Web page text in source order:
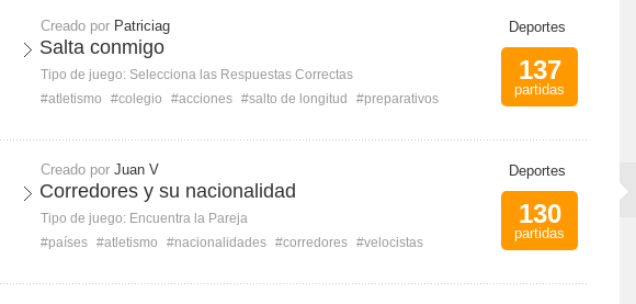
Creado por Patriciag
Salta conmigo
Tipo de juego: Selecciona las Respuestas Correctas
#atletismo
#colegio #acciones #salto de longitud #preparativos
Deportes
137
partidas
Creado por Juan V
Corredores y su nacionalidad
Tipo de juego: Encuentra la Pareja
#países #atletismo #nacionalidades #corredores #velocistas
Deportes
130
partidas